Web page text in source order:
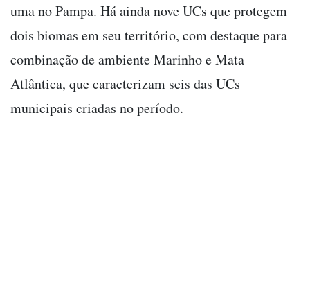
uma no Pampa. Há ainda nove UCs que protegem
dois biomas em seu território, com destaque para
combinação de ambiente Marinho e Mata
Atlântica, que caracterizam seis das UCs
municipais criadas no período.